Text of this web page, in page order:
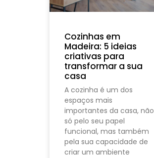
Cozinhas em
Madeira: 5 ideias
criativas para
transformar a sua
casa
A cozinha é um dos
espaços mais
importantes da casa, não
só pelo seu papel
funcional, mas também
pela sua capacidade de
criar um ambiente